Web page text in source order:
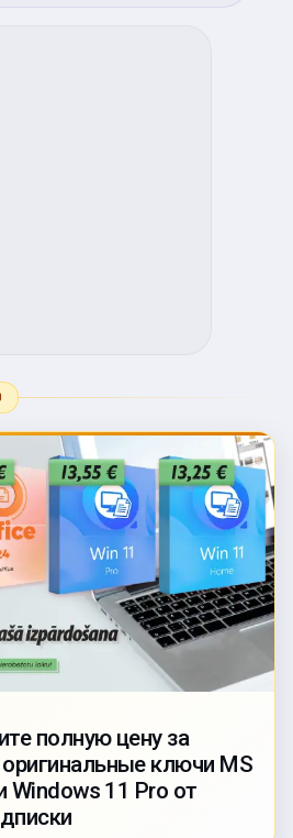
полную цену за
ключи MS
Windows 11 Pro от